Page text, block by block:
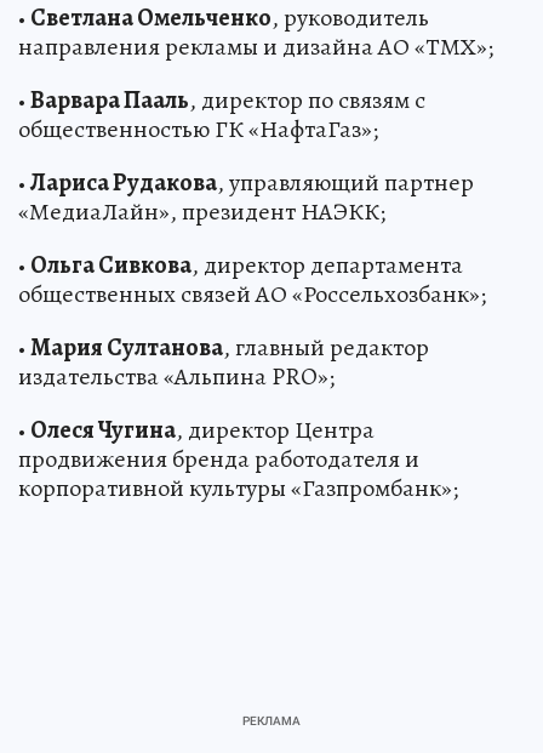
• Светлана Омельченко, руководитель
направления рекламы и дизайна АО «ТМХ»;
•Варвара Пааль, директор по связям с
общественностью ГК «НафтаГаз»;
•Лариса Рудакова, управляющий партнер
«МедиаЛайн», президент НАЭКК;
• Ольга Сивкова, директор департамента
общественных связей АО «Россельхозбанк»;
•Мария Султанова, главный редактор
издательства «Альпина PRO»;
• Олеся Чугина, директор Центра
продвижения бренда работодателя и
корпоративной культуры «Газпромбанк»;